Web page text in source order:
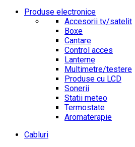
Produse electronice
Accesorii tv/satelit
Boxe
Cantare
Control acces
Lanterne
Multimetre/testere
Produse cu LCD
Sonerii
Statii meteo
Termostate
Aromaterapie
Cabluri